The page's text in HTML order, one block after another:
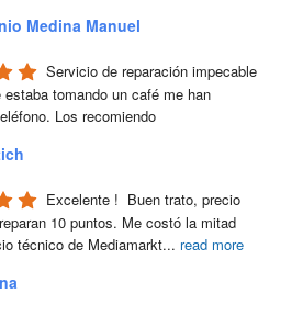
Medina Manuel
Servicio de reparación impecable
estaba tomando un café me han
Los recomiendo
Excelente !  Buen trato, precio
10 puntos. Me costó la mitad
técnico de Mediamarkt... read more